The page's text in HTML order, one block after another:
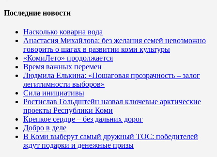
Последние новости
Насколько коварна вода
Анастасия Михайлова: без желания семей невозможно
говорить о шагах в развитии коми культуры
«КомиЛето» продолжается
Время важных перемен
Людмила Елькина: «Пошаговая прозрачность – залог
легитимности выборов»
Сила инициативы
Ростислав Гольдштейн назвал ключевые арктические
проекты Республики Коми
Крепкое сердце – без дальних дорог
Добро в деле
В Коми выберут самый дружный ТОС: победителей
ждут подарки и денежные призы